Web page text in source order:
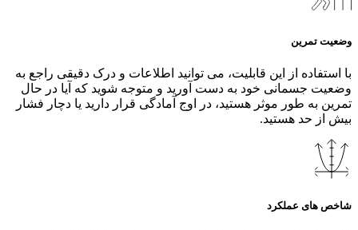
وضعیت تمرین
با استفاده از این قابلیت، می‌ توانید اطلاعات و درک دقیقی راجع به
وضعیت جسمانی خود به دست آورید و متوجه شوید که آیا در حال
تمرین به طور ‌موثر هستید، در اوج آمادگی قرار دارید یا دچار فشار
بیش از حد هستید.
شاخص های عملکرد